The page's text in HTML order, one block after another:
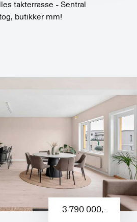
takterrasse - Sentral
butikker mm!
3 790 000,-